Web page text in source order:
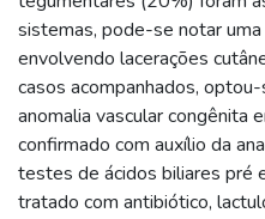
sistemas, pode-se notar
envolvendo lacerações
casos acompanhados,
anomalia vascular congênita
confirmado com auxílio da
testes de ácidos biliares pré
tratado com antibiótico,